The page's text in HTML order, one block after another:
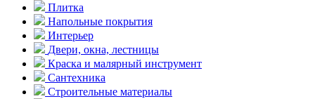
Плитка
Напольные покрытия
Интерьер
Двери, окна, лестницы
Краска и малярный инструмент
Сантехника
Строительные материалы